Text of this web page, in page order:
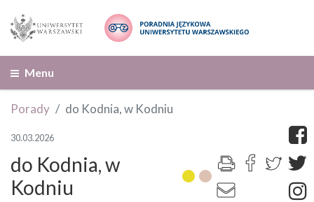
Menu
Porady do Kodnia, w Kodniu
30.03.2026
do Kodnia, w
Kodniu